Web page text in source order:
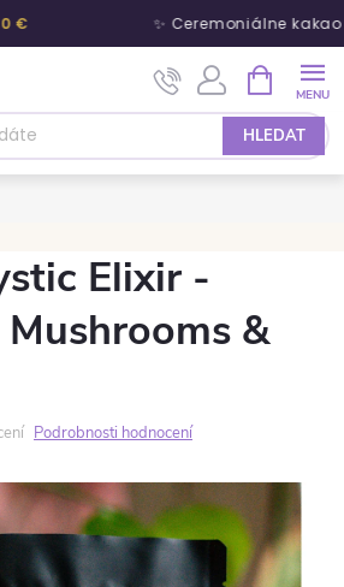
€ ✨ Ceremoniálne
HLEDAT
Elixir -
&
Podrobnosti hodnocení